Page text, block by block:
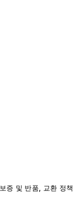
보증 및 반품, 교환 정책